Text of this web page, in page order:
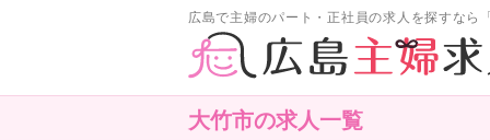
広島で主婦のパート・正社員の求人を探すなら
大竹市の求人一覧